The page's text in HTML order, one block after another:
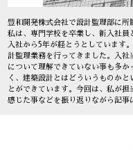
豊和開発株式会社で設計監理部に所
私は、専門学校を卒業し、新入社
入社から5年が経とうとしています
計監理業務を行ってきました。入
について理解できていない事も多
く、建築設計とはどういうものか
とができています。今回は、私が
感じた事などを振り返りながら記事